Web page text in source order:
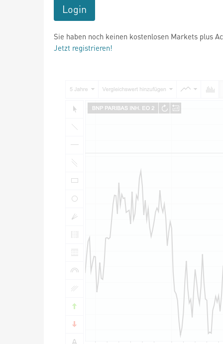
Login
Sie haben noch keinen kostenlosen Markets plus
Jetzt registrieren!